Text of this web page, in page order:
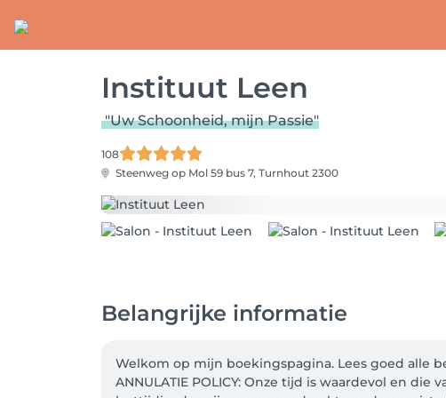
Instituut Leen
"Uw Schoonheid, mijn Passie"
108
Steenweg op Mol 59 bus 7, Turnhout 2300
Belangrijke informatie
Welkom op mijn boekingspagina. Lees goed alle
ANNULATIE POLICY: Onze tijd is waardevol en